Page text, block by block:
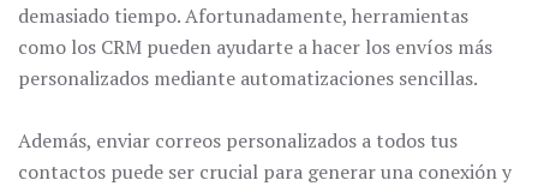
demasiado tiempo. Afortunadamente, herramientas
como los CRM pueden ayudarte a hacer los envíos más
personalizados mediante automatizaciones sencillas.
Además, enviar correos personalizados a todos tus
contactos puede ser crucial para generar una conexión y